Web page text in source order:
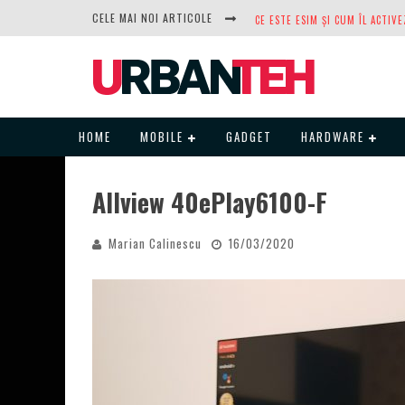
CELE MAI NOI ARTICOLE
DUPĂ ANI DE REFUZURI,
HOME MOBILE GADGET HARDWARE
Allview 40ePlay6100-F
Marian Calinescu 16/03/2020